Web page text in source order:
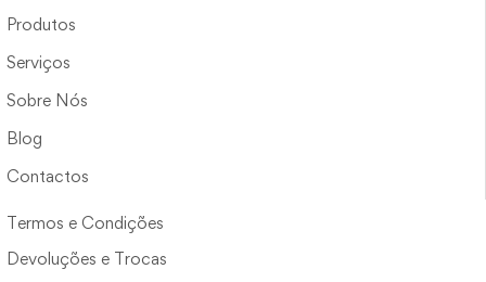
Produtos
Serviços
Sobre Nós
Blog
Contactos
Termos e Condições
Devoluções e Trocas